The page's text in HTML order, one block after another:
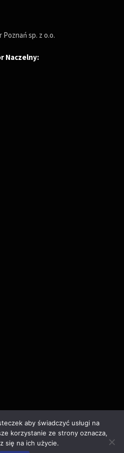
Poznań sp. z o.o.
Naczelny:
prywatności
aby świadczyć usługi na
korzystanie ze strony oznacza,
się na ich użycie.